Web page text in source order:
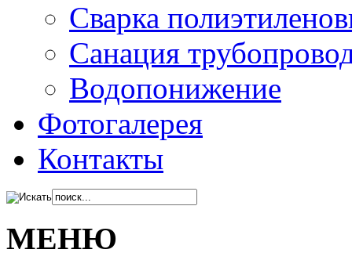
Сварка
Санация
Водопонижение
Фотогалерея
Контакты
МЕНЮ